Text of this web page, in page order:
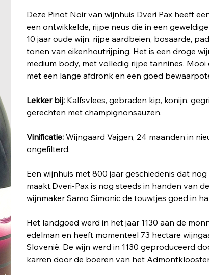
Deze Pinot Noir van wijnhuis Dveri Pax heeft
een ontwikkelde, rijpe neus die in een
10 jaar oude wijn. rijpe aardbeien, bosaarde,
tonen van eikenhoutrijping. Het is een droge
medium body, met volledig rijpe tannines.
met een lange afdronk en een goed
Lekker bij: Kalfsvlees, gebraden kip, konijn,
gerechten met champignonsauzen.
Vinificatie:Wijngaard Vajgen, 24 maanden in
ongefilterd.
Een wijnhuis met 800 jaar geschiedenis dat
maakt.Dveri-Pax is nog steeds in handen van
wijnmaker Samo Simonic de touwtjes goed in
Het landgoed werd in het jaar 1130 aan de
edelman en heeft momenteel 73 hectare
Slovenië. De wijn werd in 1130 geproduceerd
karren door de boeren van het